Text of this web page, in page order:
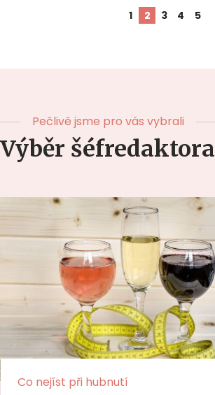
1 2 3 4 5
Pečlivě jsme pro vás vybrali
Výběr šéfredaktora
Co nejíst při hubnutí